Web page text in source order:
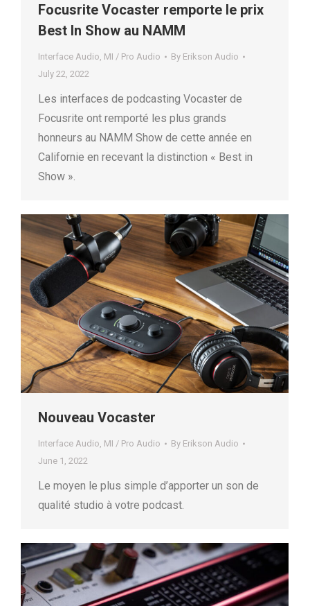
Focusrite Vocaster remporte le prix
Best In Show au NAMM
Interface Audio, MI / Pro Audio By Erikson Audio
July 22, 2022
Les interfaces de podcasting Vocaster de
Focusrite ont remporté les plus grands
honneurs au NAMM Show de cette année en
Californie en recevant la distinction « Best in
Show ».
Nouveau Vocaster
Interface Audio, MI / Pro Audio By Erikson Audio
June 1, 2022
Le moyen le plus simple d’apporter un son de
qualité studio à votre podcast.